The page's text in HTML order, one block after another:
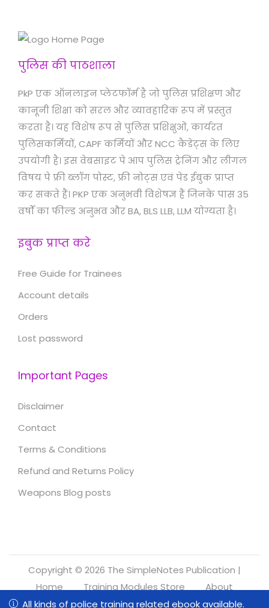
All kinds of police training related ebook available.
पुलिस की पाठशाला
PkP एक ऑनलाइन प्लेटफॉर्म है जो पुलिस प्रशिक्षण और
कानूनी शिक्षा को सरल और व्यावहारिक रूप में प्रस्तुत
करता है। यह विशेष रूप से पुलिस प्रशिक्षुओं, कार्यरत
पुलिसकर्मियों, CAPF कर्मियों और NCC कैडेट्स के लिए
उपयोगी है। इस वेबसाइट पे आप पुलिस ट्रेनिंग और लीगल
विषय पे फ्री ब्लॉग पोस्ट, फ्री नोट्स एवं पेड ईबुक प्राप्त
कर सकते हैं। PKP एक अनुभवी विशेषज्ञ हैं जिनके पास 35
वर्षों का फील्ड अनुभव और BA, BLS LLB, LLM योग्यता है।
इबुक प्राप्त करे
Free Guide for Trainees
Account details
Orders
Lost password
Important Pages
Disclaimer
Contact
Terms & Conditions
Refund and Returns Policy
Weapons Blog posts
Copyright © 2026 The SimpleNotes Publication |
Home
Training Modules Store
About
Refund and Returns Policy
All kinds of police training related ebook available.